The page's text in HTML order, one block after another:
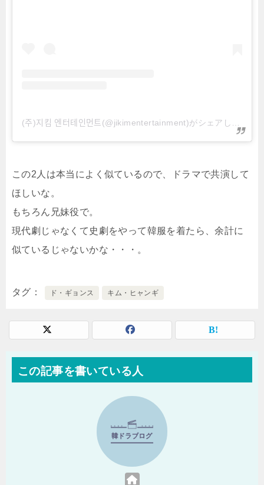
この2人は本当によく似ているので、ドラマで共演して
ほしいな。
もちろん兄妹役で。
現代劇じゃなくて史劇をやって韓服を着たら、余計に
似ているじゃないかな・・・。
タグ ド・ギョンス キム・ヒャンギ
この記事を書いている人